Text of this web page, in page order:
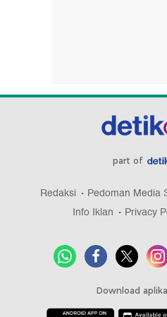
part of
Redaksi Pedoman Media
Info Iklan
Privacy
Download